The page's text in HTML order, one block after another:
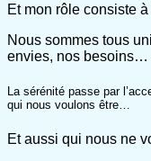
Et mon rôle consiste
Nous sommes tous
envies, nos besoins…
La sérénité passe par
qui nous voulons être…
Et aussi qui nous ne